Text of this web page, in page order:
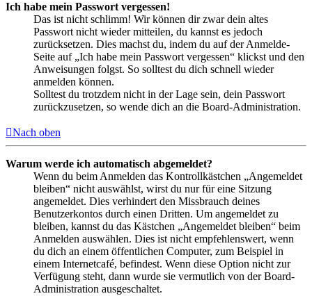
Ich habe mein Passwort vergessen!
Das ist nicht schlimm! Wir können dir zwar dein altes
Passwort nicht wieder mitteilen, du kannst es jedoch
zurücksetzen. Dies machst du, indem du auf der Anmelde-
Seite auf „Ich habe mein Passwort vergessen“ klickst und den
Anweisungen folgst. So solltest du dich schnell wieder
anmelden können.
Solltest du trotzdem nicht in der Lage sein, dein Passwort
zurückzusetzen, so wende dich an die Board-Administration.
Nach oben
Warum werde ich automatisch abgemeldet?
Wenn du beim Anmelden das Kontrollkästchen „Angemeldet
bleiben“ nicht auswählst, wirst du nur für eine Sitzung
angemeldet. Dies verhindert den Missbrauch deines
Benutzerkontos durch einen Dritten. Um angemeldet zu
bleiben, kannst du das Kästchen „Angemeldet bleiben“ beim
Anmelden auswählen. Dies ist nicht empfehlenswert, wenn
du dich an einem öffentlichen Computer, zum Beispiel in
einem Internetcafé, befindest. Wenn diese Option nicht zur
Verfügung steht, dann wurde sie vermutlich von der Board-
Administration ausgeschaltet.